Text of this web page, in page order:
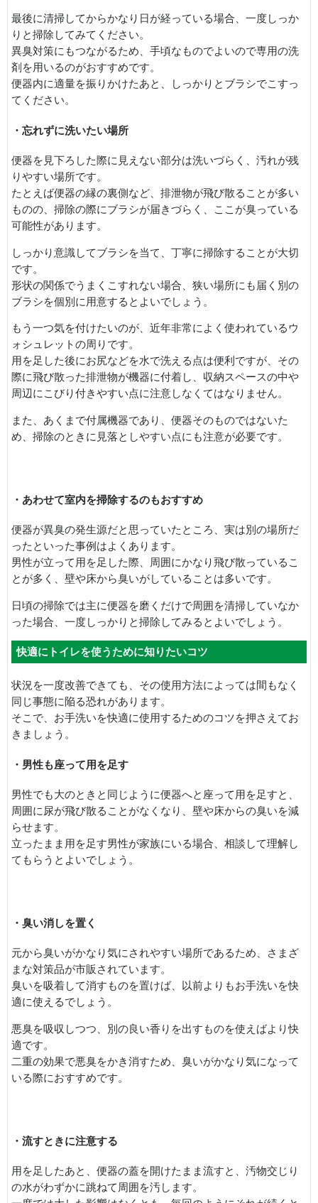
最後に清掃してからかなり日が経っている場合、一度しっか
りと掃除してみてください。
異臭対策にもつながるため、手頃なものでよいので専用の洗
剤を用いるのがおすすめです。
便器内に適量を振りかけたあと、しっかりとブラシでこすっ
てください。
・忘れずに洗いたい場所
便器を見下ろした際に見えない部分は洗いづらく、汚れが残
りやすい場所です。
たとえば便器の縁の裏側など、排泄物が飛び散ることが多い
ものの、掃除の際にブラシが届きづらく、ここが臭っている
可能性があります。
しっかり意識してブラシを当て、丁寧に掃除することが大切
です。
形状の関係でうまくこすれない場合、狭い場所にも届く別の
ブラシを個別に用意するとよいでしょう。
もう一つ気を付けたいのが、近年非常によく使われているウ
ォシュレットの周りです。
用を足した後にお尻などを水で洗える点は便利ですが、その
際に飛び散った排泄物が機器に付着し、収納スペースの中や
周辺にこびり付きやすい点に注意しなくてはなりません。
また、あくまで付属機器であり、便器そのものではないた
め、掃除のときに見落としやすい点にも注意が必要です。
・あわせて室内を掃除するのもおすすめ
便器が異臭の発生源だと思っていたところ、実は別の場所だ
ったといった事例はよくあります。
男性が立って用を足した際、周囲にかなり飛び散っているこ
とが多く、壁や床から臭いがしていることは多いです。
日頃の掃除では主に便器を磨くだけで周囲を清掃していなか
った場合、一度しっかりと掃除してみるとよいでしょう。
快適にトイレを使うために知りたいコツ
状況を一度改善できても、その使用方法によっては間もなく
同じ事態に陥る恐れがあります。
そこで、お手洗いを快適に使用するためのコツを押さえてお
きましょう。
・男性も座って用を足す
男性でも大のときと同じように便器へと座って用を足すと、
周囲に尿が飛び散ることがなくなり、壁や床からの臭いを減
らせます。
立ったまま用を足す男性が家族にいる場合、相談して理解し
てもらうとよいでしょう。
・臭い消しを置く
元から臭いがかなり気にされやすい場所であるため、さまざ
まな対策品が市販されています。
臭いを吸着して消すものを置けば、以前よりもお手洗いを快
適に使えるでしょう。
悪臭を吸収しつつ、別の良い香りを出すものを使えばより快
適です。
二重の効果で悪臭をかき消すため、臭いがかなり気になって
いる際におすすめです。
・流すときに注意する
用を足したあと、便器の蓋を開けたまま流すと、汚物交じり
の水がわずかに跳ねて周囲を汚します。